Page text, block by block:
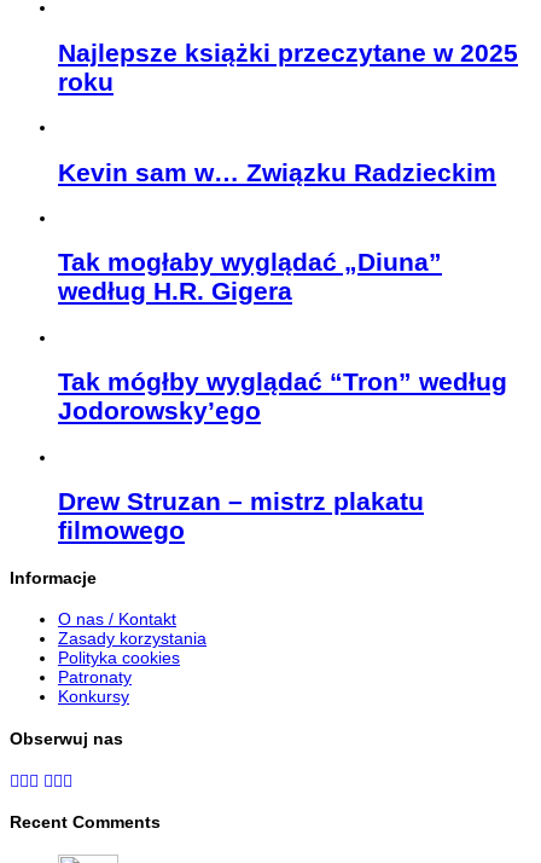
Najlepsze książki przeczytane w 2025
roku
Kevin sam w… Związku Radzieckim
Tak mogłaby wyglądać „Diuna”
według H.R. Gigera
Tak mógłby wyglądać “Tron” według
Jodorowsky’ego
Drew Struzan – mistrz plakatu
filmowego
Informacje
O nas / Kontakt
Zasady korzystania
Polityka cookies
Patronaty
Konkursy
Obserwuj nas
Recent Comments